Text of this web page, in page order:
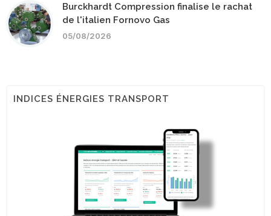
Burckhardt Compression finalise le rachat
de l'italien Fornovo Gas
05/08/2026
INDICES ÉNERGIES TRANSPORT